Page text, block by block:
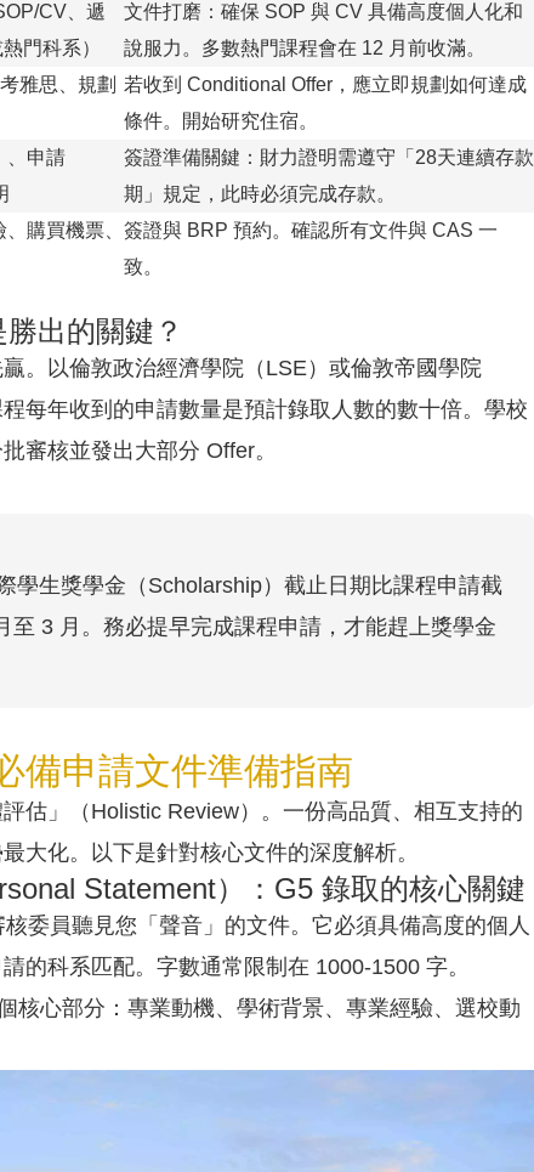
CV、遞
門科系）
文件打磨：確保 SOP 與 CV 具備高度個人化和
說服力。多數熱門課程會在 12 月前收滿。
雅思、規劃
若收到 Conditional Offer，應立即規劃如何達成
條件。開始研究住宿。
、申請
簽證準備關鍵：財力證明需遵守「28天連續存款
期」規定，此時必須完成存款。
購買機票、 簽證與 BRP 預約。確認所有文件與 CAS 一
致。
出的關鍵？
。以倫敦政治經濟學院（LSE）或倫敦帝國學院
每年收到的申請數量是預計錄取人數的數十倍。學校
審核並發出大部分 Offer。
學生獎學金（Scholarship）截止日期比課程申請截
至 3 月。務必提早完成課程申請，才能趕上獎學金
備申請文件準備指南
估」（Holistic Review）。一份高品質、相互支持的
大化。以下是針對核心文件的深度解析。
Statement）：G5 錄取的核心關鍵
委員聽見您「聲音」的文件。它必須具備高度的個人
的科系匹配。字數通常限制在 1000-1500 字。
核心部分：專業動機、學術背景、專業經驗、選校動